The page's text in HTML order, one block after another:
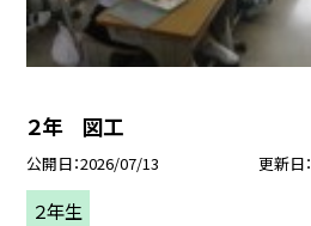
２年 図工
公開日 2026/07/13 更新日
２年生